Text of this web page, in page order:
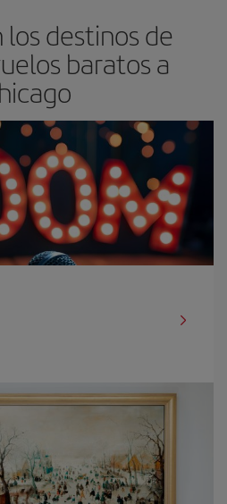
los destinos de
baratos a